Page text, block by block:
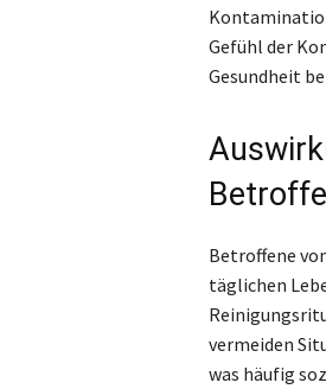
Gefühl der
Gesundheit
Betroffene
täglichen
vermeiden
was häufig